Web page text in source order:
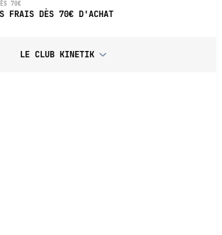
FRAIS DÈS 70€ D'ACHAT
LE CLUB KINETIK
70€